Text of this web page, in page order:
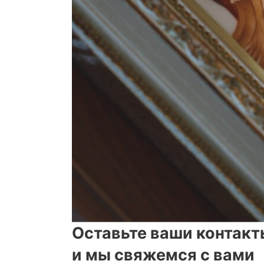
Оставьте ваши
и мы свяжемся с вами